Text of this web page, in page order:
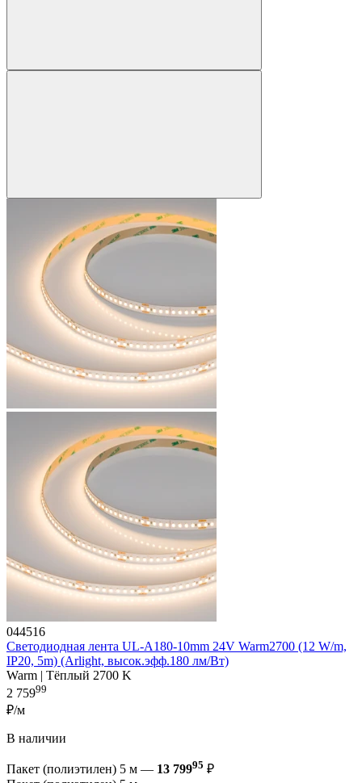
044516
Светодиодная лента UL-A180-10mm 24V Warm2700 (12 W/m,
IP20, 5m) (Arlight, высок.эфф.180 лм/Вт)
Warm | Тёплый 2700 K
2 75999
₽/м
В наличии
Пакет (полиэтилен) 5 м — 13 79995 ₽